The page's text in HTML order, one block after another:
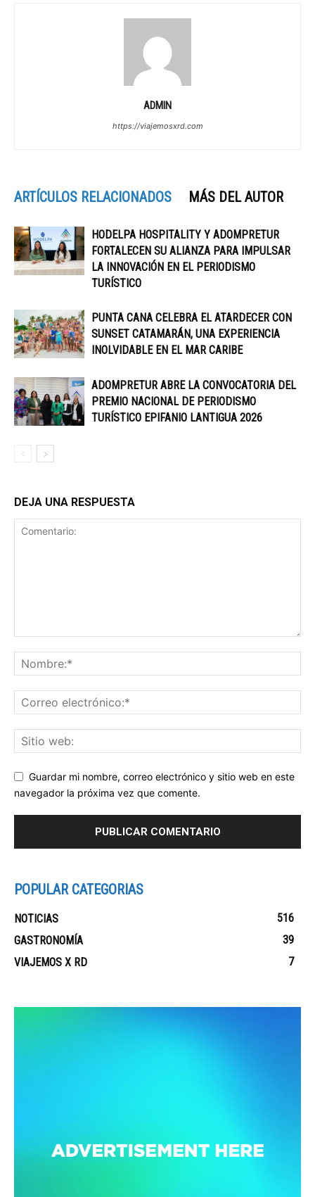
ADMIN
https://viajemosxrd.com
ARTÍCULOS RELACIONADOS MÁS DEL AUTOR
HODELPA HOSPITALITY Y ADOMPRETUR
FORTALECEN SU ALIANZA PARA IMPULSAR
LA INNOVACIÓN EN EL PERIODISMO
TURÍSTICO
PUNTA CANA CELEBRA EL ATARDECER CON
SUNSET CATAMARÁN, UNA EXPERIENCIA
INOLVIDABLE EN EL MAR CARIBE
ADOMPRETUR ABRE LA CONVOCATORIA DEL
PREMIO NACIONAL DE PERIODISMO
TURÍSTICO EPIFANIO LANTIGUA 2026
DEJA UNA RESPUESTA
Guardar mi nombre, correo electrónico y sitio web en este
navegador la próxima vez que comente.
POPULAR CATEGORIAS
NOTICIAS
516
GASTRONOMÍA
39
VIAJEMOS X RD
7